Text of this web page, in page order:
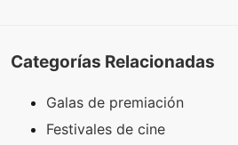
Categorías Relacionadas
Galas de premiación
Festivales de cine